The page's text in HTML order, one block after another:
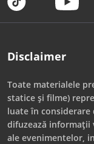
Disclaimer
Toate materialele
statice și filme)
luate în considerare
difuzează
ale evenimentelor,